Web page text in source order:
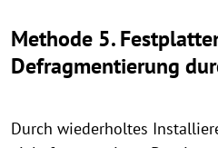
Methode 5.
Defragmentierung
Durch wiederholtes